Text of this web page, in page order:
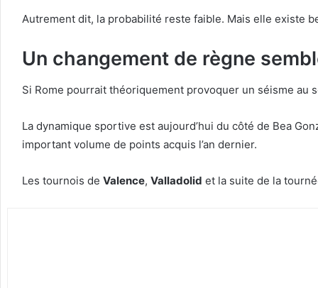
Autrement dit, la probabilité reste faible. Mais elle existe
Un changement de règne
Si Rome pourrait théoriquement provoquer un séisme
La dynamique sportive est aujourd’hui du côté de Bea
important volume de points acquis l’an dernier.
Les tournois de Valence, Valladolid et la suite de la